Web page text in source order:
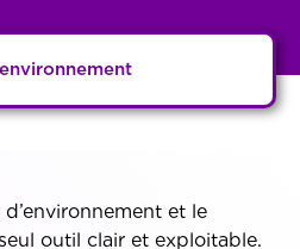
et le
outil clair et exploitable.